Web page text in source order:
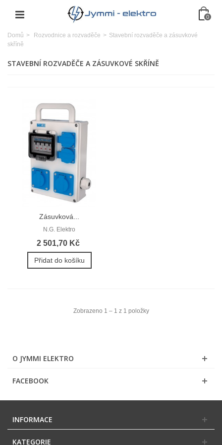
0
Domů > Rozvodnice a rozvaděče > Stavební rozvaděče a zásuvkové
skříně
STAVEBNÍ ROZVADĚČE A ZÁSUVKOVÉ SKŘÍNĚ
Zásuvková...
N.G. Elektro
2 501,70 Kč
Přidat do košíku
Zobrazeno 1 – 1 z 1 položky
O JYMMI ELEKTRO
FACEBOOK
INFORMACE
KATEGORIE